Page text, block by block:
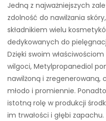
Jedną z najważniejszych
zdolność do nawilżania
składnikiem wielu
dedykowanych do
Dzięki swoim
wilgoci, Metylpropanediol
nawilżoną i zregenerowaną,
młodo i promiennie.
istotną rolę w produkcji
im trwałości i głębi zapachu.